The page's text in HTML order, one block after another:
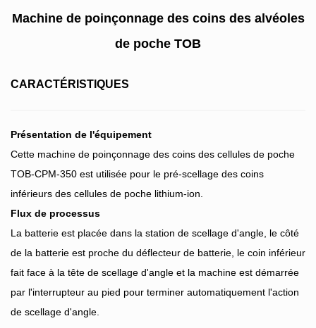
Machine de poinçonnage des coins des alvéoles
de poche TOB
CARACTÉRISTIQUES
Présentation de l'équipement
Cette machine de poinçonnage des coins des cellules de poche
TOB-CPM-350 est utilisée pour le pré-scellage des coins
inférieurs des cellules de poche lithium-ion.
Flux de processus
La batterie est placée dans la station de scellage d'angle, le côté
de la batterie est proche du déflecteur de batterie, le coin inférieur
fait face à la tête de scellage d'angle et la machine est démarrée
par l'interrupteur au pied pour terminer automatiquement l'action
de scellage d'angle.